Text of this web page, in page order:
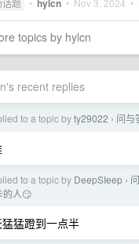
话题 • hylcn • Nov 3, 2024 •
topics by hylcn
recent replies
to a topic byty29022 › 问与
to a topic by DeepSIeep ›
的人😏
猛猛蹬到一点半